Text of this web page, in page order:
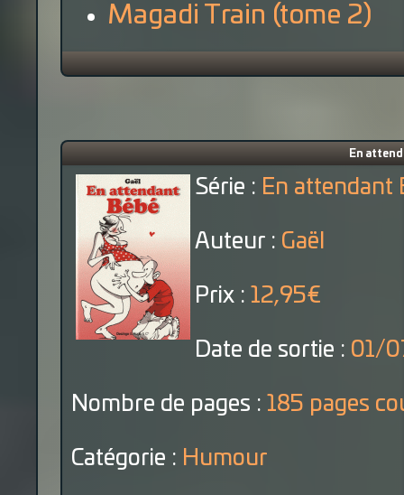
Magadi Train (tome 2)
En
Série : En attendant
Auteur : Gaël
Prix : 12,95€
Date de sortie : 01/
Nombre de pages : 185 pages
Catégorie : Humour